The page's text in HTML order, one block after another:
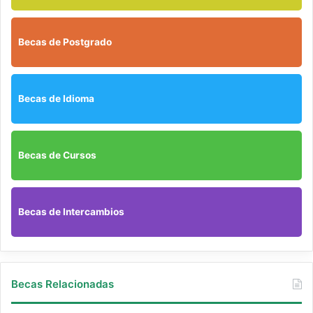
Descripción
Gobierno
Becas de Postgrado
Becas de Idioma
Becas de Cursos
Becas de Intercambios
Becas Relacionadas